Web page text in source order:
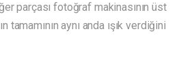
parçası fotoğraf makinasının üst
tamamının aynı anda ışık verdiğini